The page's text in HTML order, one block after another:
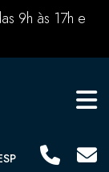
9h às 17h e